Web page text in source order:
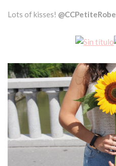
Lots of kisses! @CCPetiteRobe